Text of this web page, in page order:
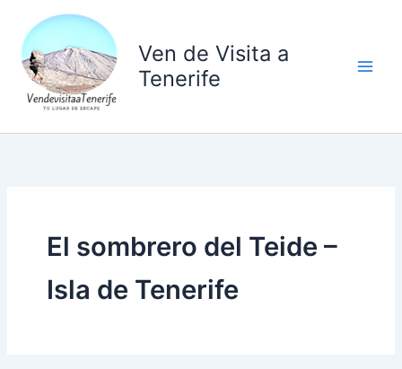
contenido
Ven de Visita a
Tenerife
El sombrero del Teide –
Isla de Tenerife